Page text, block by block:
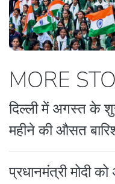
MORE
दिल्ली में अगस्त के
महीने की औसत
प्रधानमंत्री मोदी